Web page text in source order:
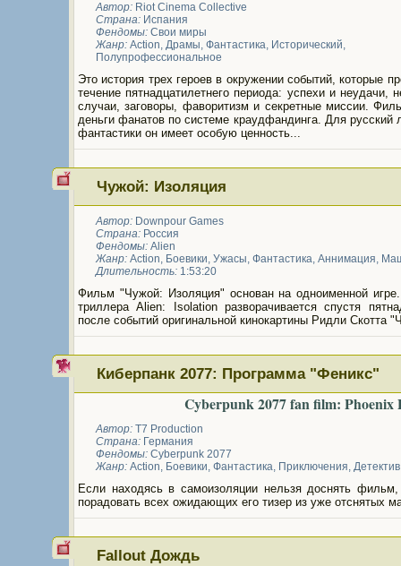
Автор: Riot Cinema Collective
Страна: Испания
Фендомы: Свои миры
Жанр: Action, Драмы, Фантастика, Исторический,
Полупрофессиональное
Это история трех героев в окружении событий, которые
течение пятнадцатилетнего периода: успехи и неудачи,
случаи, заговоры, фаворитизм и секретные миссии.
деньги фанатов по системе краудфандинга. Для русский
фантастики он имеет особую ценность...
Чужой: Изоляция
Автор: Downpour Games
Страна: Россия
Фендомы: Alien
Жанр: Action, Боевики, Ужасы, Фантастика, Аннимация,
Длительность: 1:53:20
Фильм "Чужой: Изоляция" основан на одноименной
триллера Alien: Isolation разворачивается спустя
после событий оригинальной кинокартины Ридли Скотта
Киберпанк 2077: Программа "Феникс"
Cyberpunk 2077 fan film: Phoenix
Автор: T7 Production
Страна: Германия
Фендомы: Cyberpunk 2077
Жанр: Action, Боевики, Фантастика, Приключения, Детектив
Если находясь в самоизоляции нельзя доснять
порадовать всех ожидающих его тизер из уже отснятых
Fallout Дождь